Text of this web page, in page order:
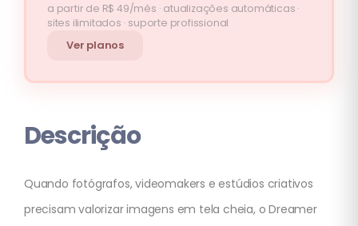
a partir de R$ 49/mês · atualizações automáticas ·
sites ilimitados · suporte profissional
Ver planos
Descrição
Quando fotógrafos, videomakers e estúdios criativos
precisam valorizar imagens em tela cheia, o Dreamer